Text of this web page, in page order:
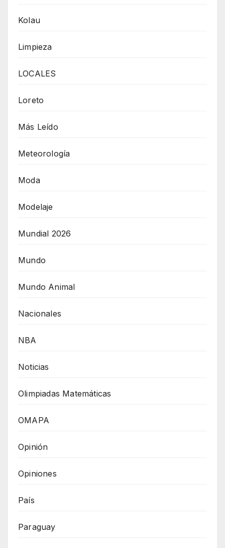
Kolau
Limpieza
LOCALES
Loreto
Más Leído
Meteorología
Moda
Modelaje
Mundial 2026
Mundo
Mundo Animal
Nacionales
NBA
Noticias
Olimpiadas Matemáticas
OMAPA
Opinión
Opiniones
País
Paraguay